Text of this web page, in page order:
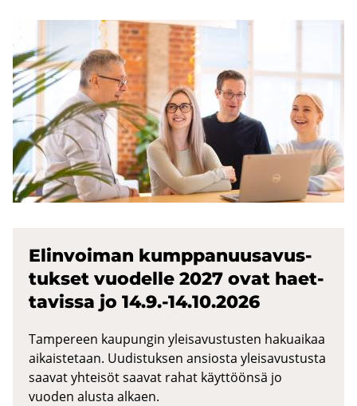
Elin­voi­man kump­pa­nuusa­vus­
tuk­set vuo­del­le 2027 ovat haet­
ta­vis­sa jo 14.9.-14.10.2026
Tampereen kaupungin yleisavustusten hakuaikaa
aikaistetaan. Uudistuksen ansiosta yleisavustusta
saavat yhteisöt saavat rahat käyttöönsä jo
vuoden alusta alkaen.